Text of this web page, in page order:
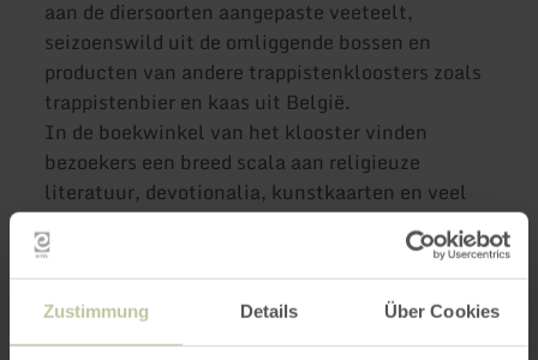
Zustimmung Details Über Cookies
aan de diersoorten aangepaste veeteelt,
seizoenswild uit de omliggende bossen en
producten van andere trappistenkloosters zoals
trappistenbier en kaas uit België.
In de boekwinkel van het klooster vinden
bezoekers een breed scala aan religieuze
literatuur, devotionalia, kunstkaarten en veel
interessante feiten over het nationale park en
de Eifel. De toegang tot de kerk, het restaurant,
de kloosterwinkel en de boekhandel is
drempelvrij. De speeltuin "Die Arche" is populair
bij kinderen.